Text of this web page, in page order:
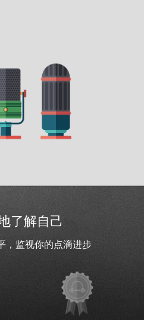
了解自己
，监视你的点滴进步